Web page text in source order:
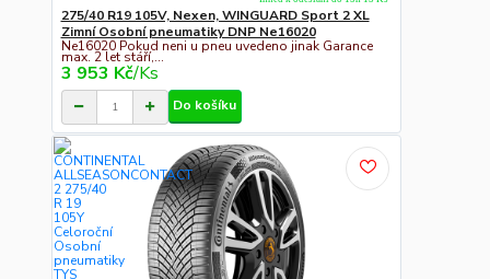
275/40 R19 105V, Nexen, WINGUARD Sport 2 XL
Zimní Osobní pneumatiky DNP Ne16020
Ne16020 Pokud neni u pneu uvedeno jinak Garance
max. 2 let stáří,...
3 953 Kč/Ks
Do košíku